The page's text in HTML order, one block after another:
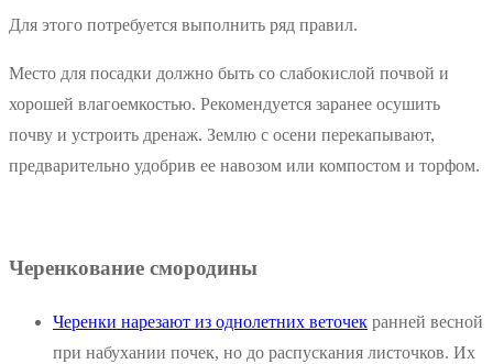
Для этого потребуется выполнить ряд правил.
Место для посадки должно быть со слабокислой почвой и
хорошей влагоемкостью. Рекомендуется заранее осушить
почву и устроить дренаж. Землю с осени перекапывают,
предварительно удобрив ее навозом или компостом и торфом.
Черенкование смородины
Черенки нарезают из однолетних веточек ранней весной
при набухании почек, но до распускания листочков. Их